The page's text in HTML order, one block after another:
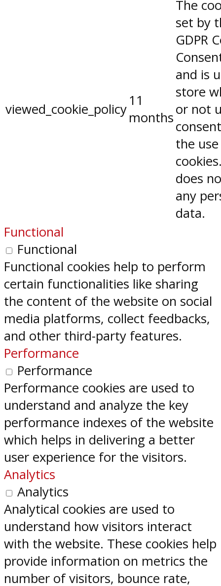
viewed_cookie_policy
11
months
The
set by
GDPR
and is
store
or not
the
does
any
data.
Functional
Functional
Functional cookies help to perform
certain functionalities like sharing
the content of the website on social
media platforms, collect feedbacks,
and other third-party features.
Performance
Performance
Performance cookies are used to
understand and analyze the key
performance indexes of the website
which helps in delivering a better
user experience for the visitors.
Analytics
Analytics
Analytical cookies are used to
understand how visitors interact
with the website. These cookies help
provide information on metrics the
number of visitors, bounce rate,